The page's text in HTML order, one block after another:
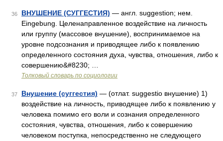
36 ВНУШЕНИЕ (СУГГЕСТИЯ) — англ. suggestion; нем.
Eingebung. Целенаправленное воздействие на личность
или группу (массовое внушение), воспринимаемое на
уровне подсознания и приводящее либо к появлению
определенного состояния духа, чувства, отношения, либо к
совершению&#8230; …
Толковый словарь по социологии
37 Внушение (суггестия) — (отлат. suggestio внушение) 1)
воздействие на личность, приводящее либо к появлению у
человека помимо его воли и сознания определенного
состояния, чувства, отношения, либо к совершению
человеком поступка, непосредственно не следующего